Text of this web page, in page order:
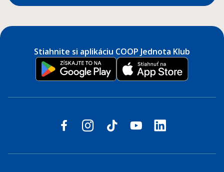
Stiahnite si aplikáciu COOP Jednota Klub
Sledujte nás na sociálnych sieťach
facebookinstagram
tiktok youtubelinkedin